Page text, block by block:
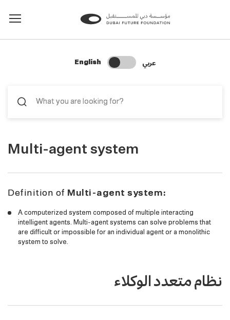
English Change Search Language
عربي
Multi-agent system
Definition of Multi-agent system:
A computerized system composed of multiple interacting
intelligent agents. Multi-agent systems can solve problems that
are difficult or impossible for an individual agent or a monolithic
system to solve.
نظام متعدد الوكلاء